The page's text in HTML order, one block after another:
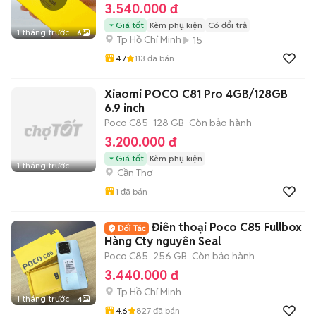
1 tháng trước 6
3.540.000 đ
Giá tốt Kèm phụ kiện Có đổi trả
Tp Hồ Chí Minh 15
4.7 113 đã bán
1 tháng trước
Xiaomi POCO C81 Pro 4GB/128GB
6.9 inch
Poco C85 128 GB Còn bảo hành
3.200.000 đ
Giá tốt Kèm phụ kiện
Cần Thơ
1 đã bán
1 tháng trước 4
Điên thoại Poco C85 Fullbox
Hàng Cty nguyên Seal
Poco C85 256 GB Còn bảo hành
3.440.000 đ
Tp Hồ Chí Minh
4.6 827 đã bán